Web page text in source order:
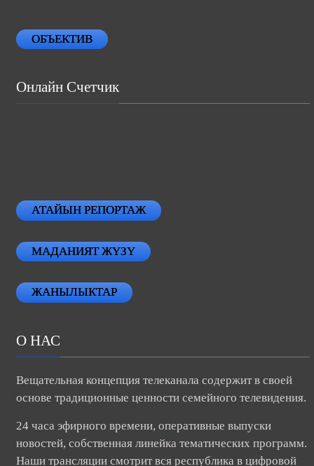
ОБЪЕКТИВ
Онлайн Счетчик
АТАЙЫН РЕПОРТАЖ
МАДАНИЯТ ЖҮЗҮ
ЖАНЫЛЫКТАР
О НАС
Вещательная концепция телеканала содержит в своей
основе традиционные ценности семейного телевидения.
24 часа эфирного времени, оперативные выпуски
новостей, собственная линейка тематических программ.
Наши трансляции смотрит вся республика в цифровой